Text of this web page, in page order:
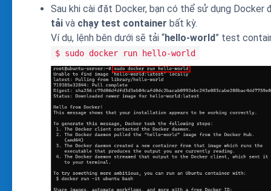
Sau khi cài đặt Docker, bạn có thể sử dụng Docker
tải và chạy test container bất kỳ.
Ví dụ, lệnh bên dưới sẽ tải “hello-world” test
$ sudo docker run hello-world